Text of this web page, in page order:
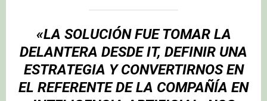
«LA SOLUCIÓN FUE TOMAR LA
DELANTERA DESDE IT, DEFINIR UNA
ESTRATEGIA Y CONVERTIRNOS EN
EL REFERENTE DE LA COMPAÑÍA EN